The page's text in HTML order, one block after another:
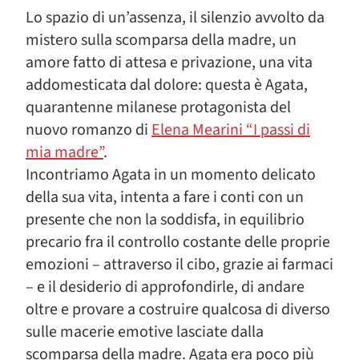
Lo spazio di un’assenza, il silenzio avvolto da
mistero sulla scomparsa della madre, un
amore fatto di attesa e privazione, una vita
addomesticata dal dolore: questa è Agata,
quarantenne milanese protagonista del
nuovo romanzo diElena Mearini “I passi di
mia madre”.
Incontriamo Agata in un momento delicato
della sua vita, intenta a fare i conti con un
presente che non la soddisfa, in equilibrio
precario fra il controllo costante delle proprie
emozioni – attraverso il cibo, grazie ai farmaci
– e il desiderio di approfondirle, di andare
oltre e provare a costruire qualcosa di diverso
sulle macerie emotive lasciate dalla
scomparsa della madre. Agata era poco più